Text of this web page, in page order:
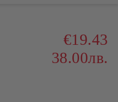
€19.43
38.00лв.